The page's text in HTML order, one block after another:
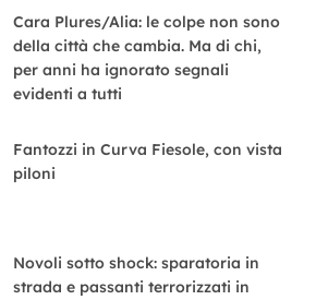
Cara Plures/Alia: le colpe non sono
della città che cambia. Ma di chi,
per anni ha ignorato segnali
evidenti a tutti
Fantozzi in Curva Fiesole, con vista
piloni
Novoli sotto shock: sparatoria in
strada e passanti terrorizzati in